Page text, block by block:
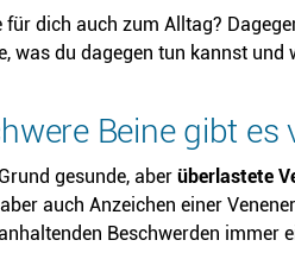
für dich auch zum Alltag?
was du dagegen tun kannst
Beine gibt es
gesunde, aber überlastete
auch Anzeichen einer
Beschwerden immer